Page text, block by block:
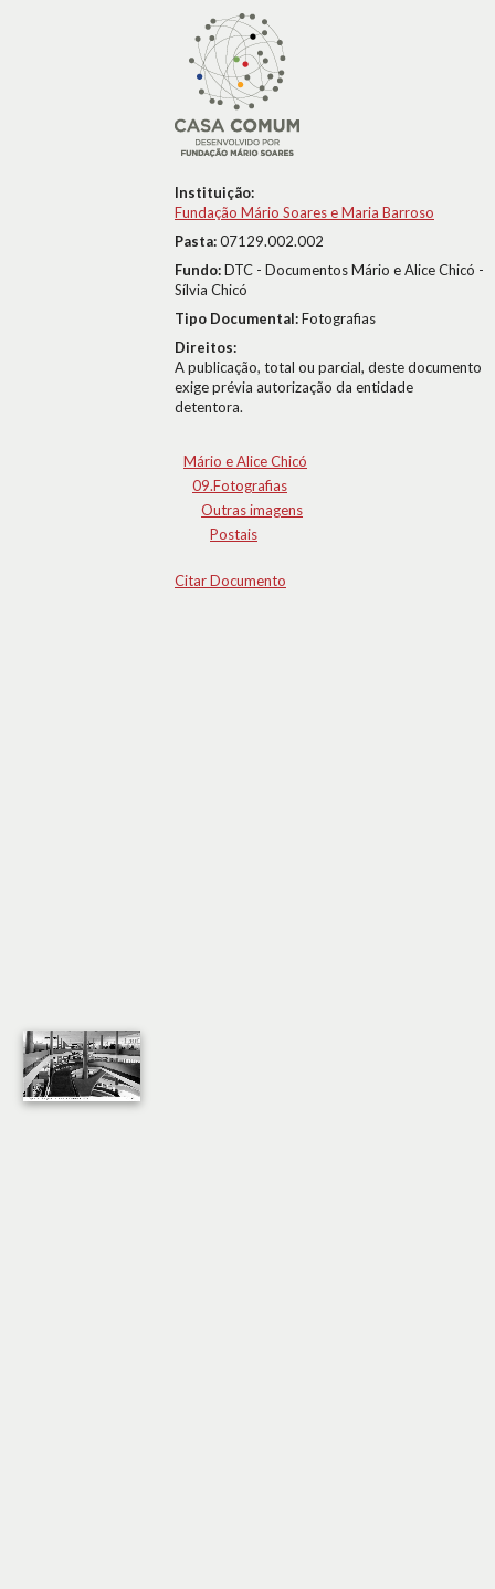
Instituição:
Fundação Mário Soares e Maria Barroso
Pasta:07129.002.002
Fundo:DTC - Documentos Mário e Alice Chicó -
Sílvia Chicó
Tipo Documental:Fotografias
Direitos:
A publicação, total ou parcial, deste documento
exige prévia autorização da entidade
detentora.
Mário e Alice Chicó
09.Fotografias
Outras imagens
Postais
Citar Documento